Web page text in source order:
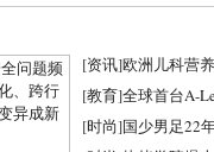
[资讯]欧洲儿科营
[教育]全球首台A-
[时尚]国少男足22